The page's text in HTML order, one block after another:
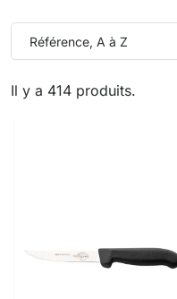
Il y a 414 produits.
Référence, A à Z